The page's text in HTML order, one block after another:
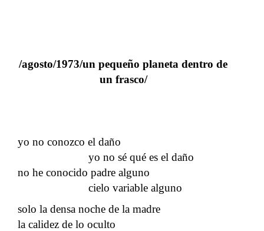
/agosto/1973/un pequeño planeta dentro de
un frasco/
yo no conozco el daño
yo no sé qué es el daño
no he conocido padre alguno
cielo variable alguno
solo la densa noche de la madre
la calidez de lo oculto